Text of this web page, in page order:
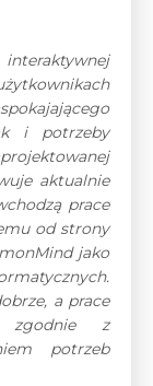
i potrzeby
aktualnie
prace
od strony
jako
a prace
zgodnie z
potrzeb